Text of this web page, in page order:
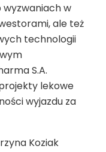
w
ale też
technologii
S.A.
lekowe
wyjazdu za
Koziak